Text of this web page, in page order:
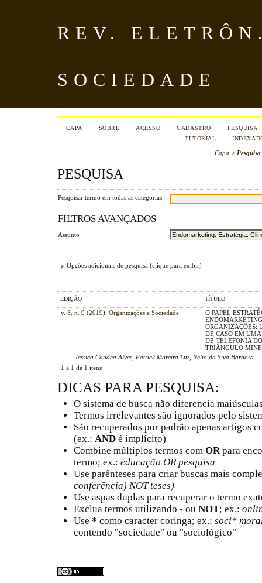
REV.
SOCIEDADE
CAPA SOBRE ACESSO CADASTRO
PESQUISA
TUTORIAL
Capa > Pesquisa
PESQUISA
Pesquisar termo em todas as categorias
FILTROS AVANÇADOS
Assunto
Opções adicionais de pesquisa (clique para exibir)
EDIÇÃO TÍTULO
v. 8, n. 9 (2019): Organizações e Sociedade
O PAPEL
ORGANIZAÇÕES:
DE CASO EM UMA
DE TELEFONIA DO
TRIÂNGULO
Jessica Candea Alves, Patrick Moreira Luz, Nélio da Siva Barbosa
1 a 1 de 1 itens
DICAS PARA PESQUISA:
O sistema de busca não diferencia
Termos irrelevantes são ignorados pelo
São recuperados por padrão apenas artigos
(ex.: AND é implícito)
Combine múltiplos termos com ORpara
termo; ex.: educação OR pesquisa
Use parênteses para criar buscas mais
conferência) NOT teses)
Use aspas duplas para recuperar o termo
Exclua termos utilizando - ou NOT; ex.:
Use * como caracter coringa; ex.: soci*
contendo "sociedade" ou "sociológico"